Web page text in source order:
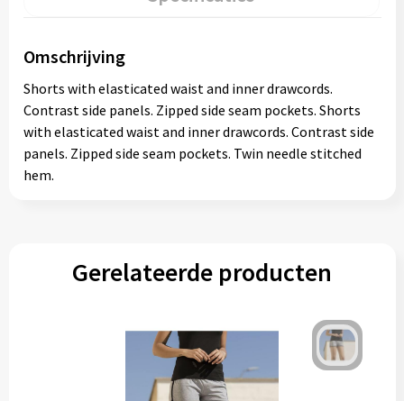
Omschrijving
Shorts with elasticated waist and inner drawcords.
Contrast side panels. Zipped side seam pockets. Shorts
with elasticated waist and inner drawcords. Contrast side
panels. Zipped side seam pockets. Twin needle stitched
hem.
Gerelateerde producten